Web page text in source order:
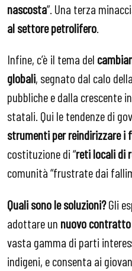
nascosta”. Una terza
al settore petrolifero
Infine, c’è il tema del
globali, segnato dal calo
pubbliche e dalla crescente
statali. Qui le tendenze di
strumenti per reindirizzare i
costituzione di “reti locali di
comunità “frustrate dai
Quali sono le soluzioni?Gli
adottare un nuovo
vasta gamma di parti
indigeni, e consenta ai